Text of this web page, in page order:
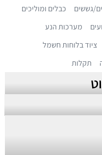
גששים
כבלים ומוליכים
מערכות הנע
ציוד בלוחות חשמל
תקלות